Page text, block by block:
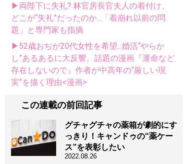
▶両陛下に失礼? 林官房長官夫人の着付け、
どこが“失礼”だったのか...「着崩れ以前の問
題」と専門家も指摘
▶52歳おぢが20代女性を希望...婚活“やらか
し”あるあるに大反響。話題の漫画『運命など
存在しないので』作者が中高年の“厳しい現
実”を描く理由<漫画>
この連載の前回記事
グチャグチャの薬箱が劇的にす
っきり！キャンドゥの“薬ケー
ス”を表彰したい
2022.08.26